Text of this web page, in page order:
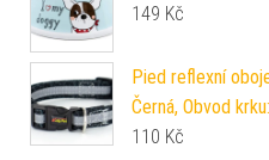
149 Kč
Pied reflexní
Černá, Obvod
110 Kč